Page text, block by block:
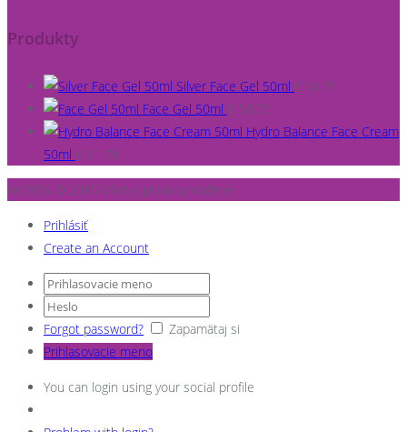
Produkty
Silver Face Gel 50ml € 51.79
Face Gel 50ml € 58.73
Hydro Balance Face Cream
50ml € 31.78
WEBOS © 2015 Všetky práva vyhradené
Prihlásiť
Create an Account
Forgot password?
Zapamätaj si
Prihlasovacie meno
You can login using your social profile